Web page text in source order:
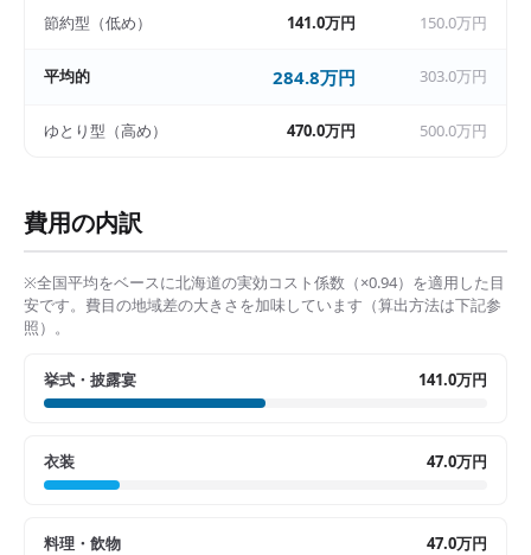
節約型（低め） 141.0万円 150.0万円
平均的 284.8万円 303.0万円
ゆとり型（高め） 470.0万円 500.0万円
費用の内訳
※全国平均をベースに北海道の実効コスト係数（×0.94）を適用した目
安です。費目の地域差の大きさを加味しています（算出方法は下記参
照）。
挙式・披露宴 141.0万円
衣装 47.0万円
料理・飲物 47.0万円